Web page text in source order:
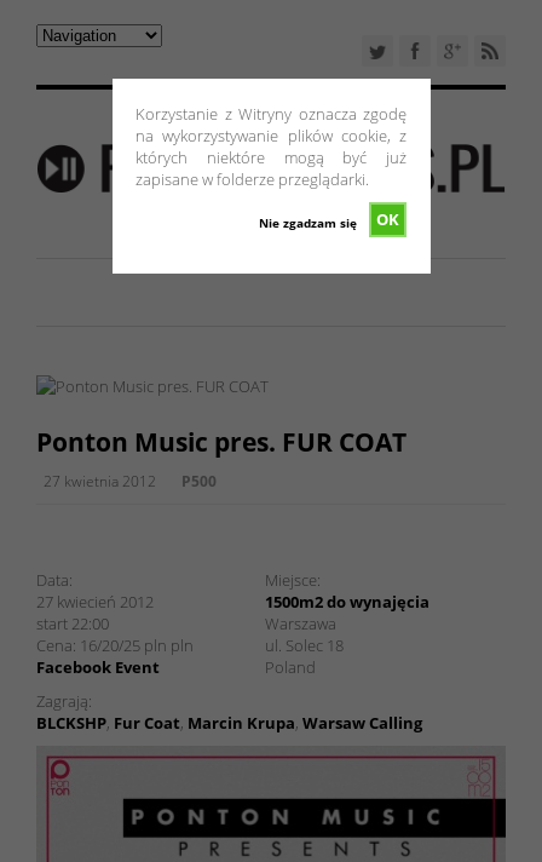
Korzystanie z Witryny oznacza zgodę
na wykorzystywanie plików cookie, z
których niektóre mogą być już
zapisane w folderze przeglądarki.
OK
Nie zgadzam się
Ponton Music pres. FUR COAT
27 kwietnia 2012 P500
Data:
27 kwiecień 2012
start 22:00
Cena: 16/20/25 pln pln
Facebook Event
Miejsce:
1500m2 do wynajęcia
Warszawa
ul. Solec 18
Poland
Zagrają:
BLCKSHP, Fur Coat, Marcin Krupa, Warsaw Calling